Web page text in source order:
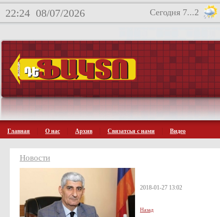
22:24 08/07/2026 Сегодня 7...2
Главная О нас Архив Связатсья с нами Видео
Новости
2018-01-27 13:02
Назад